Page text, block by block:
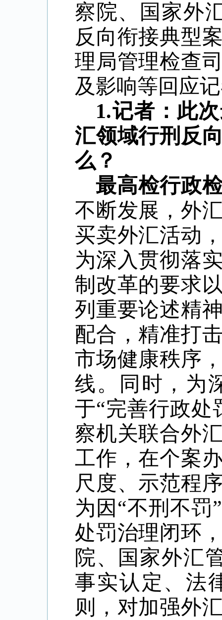
察院、国家外
反向衔接典型
理局管理检查
及影响等回应
1.记者：此
汇领域行刑反
么？
最高检行政
不断发展，外
买卖外汇活动
为深入贯彻落
制改革的要求
列重要论述精
配合，精准打
市场健康秩序
线。同时，为
于“完善行政处
察机关联合外
工作，在个案
尺度、示范程
为因“不刑不罚
处罚治理闭环
院、国家外汇
事实认定、法
则，对加强外